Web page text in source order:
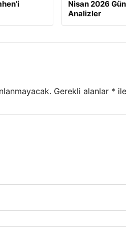
Nisan 2026
Analizler
Gerekli alanlar *